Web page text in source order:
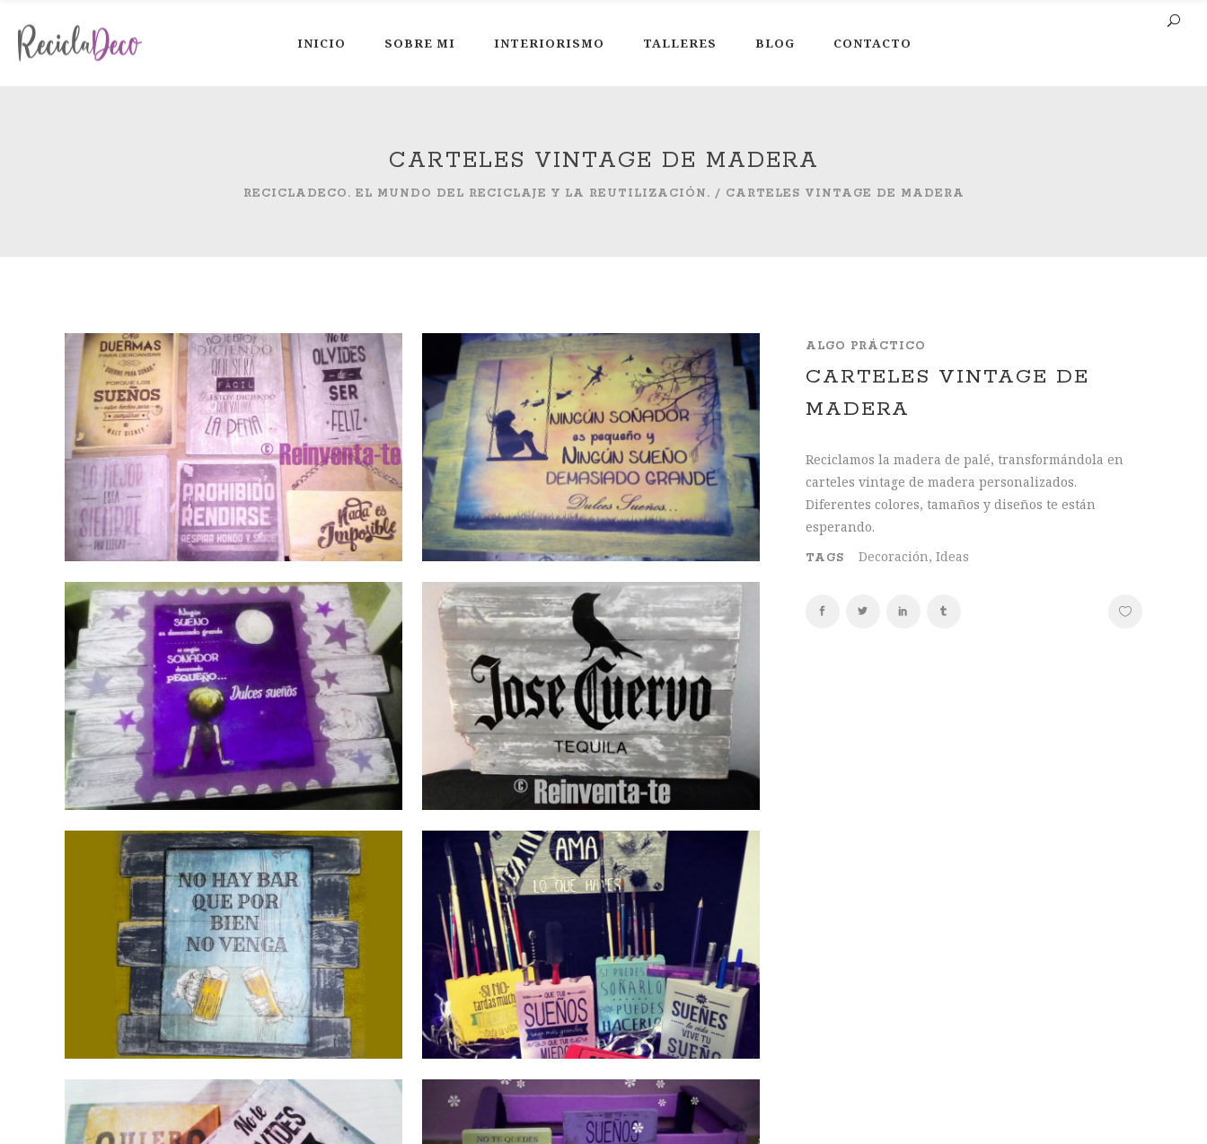
INICIO SOBRE MI INTERIORISMO TALLERES BLOG CONTACTO
CARTELES VINTAGE DE MADERA
RECICLADECO. EL MUNDO DEL RECICLAJE Y LA REUTILIZACIÓN. / CARTELES VINTAGE DE MADERA
ALGO PRÁCTICO
CARTELES VINTAGE DE
MADERA
Reciclamos la madera de palé, transformándola en
carteles vintage de madera personalizados.
Diferentes colores, tamaños y diseños te están
esperando.
TAGS Decoración, Ideas